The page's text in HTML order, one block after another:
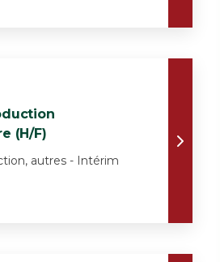
(H/F)
autres - Intérim